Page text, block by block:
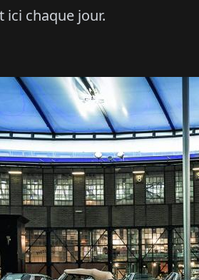
ici chaque jour.